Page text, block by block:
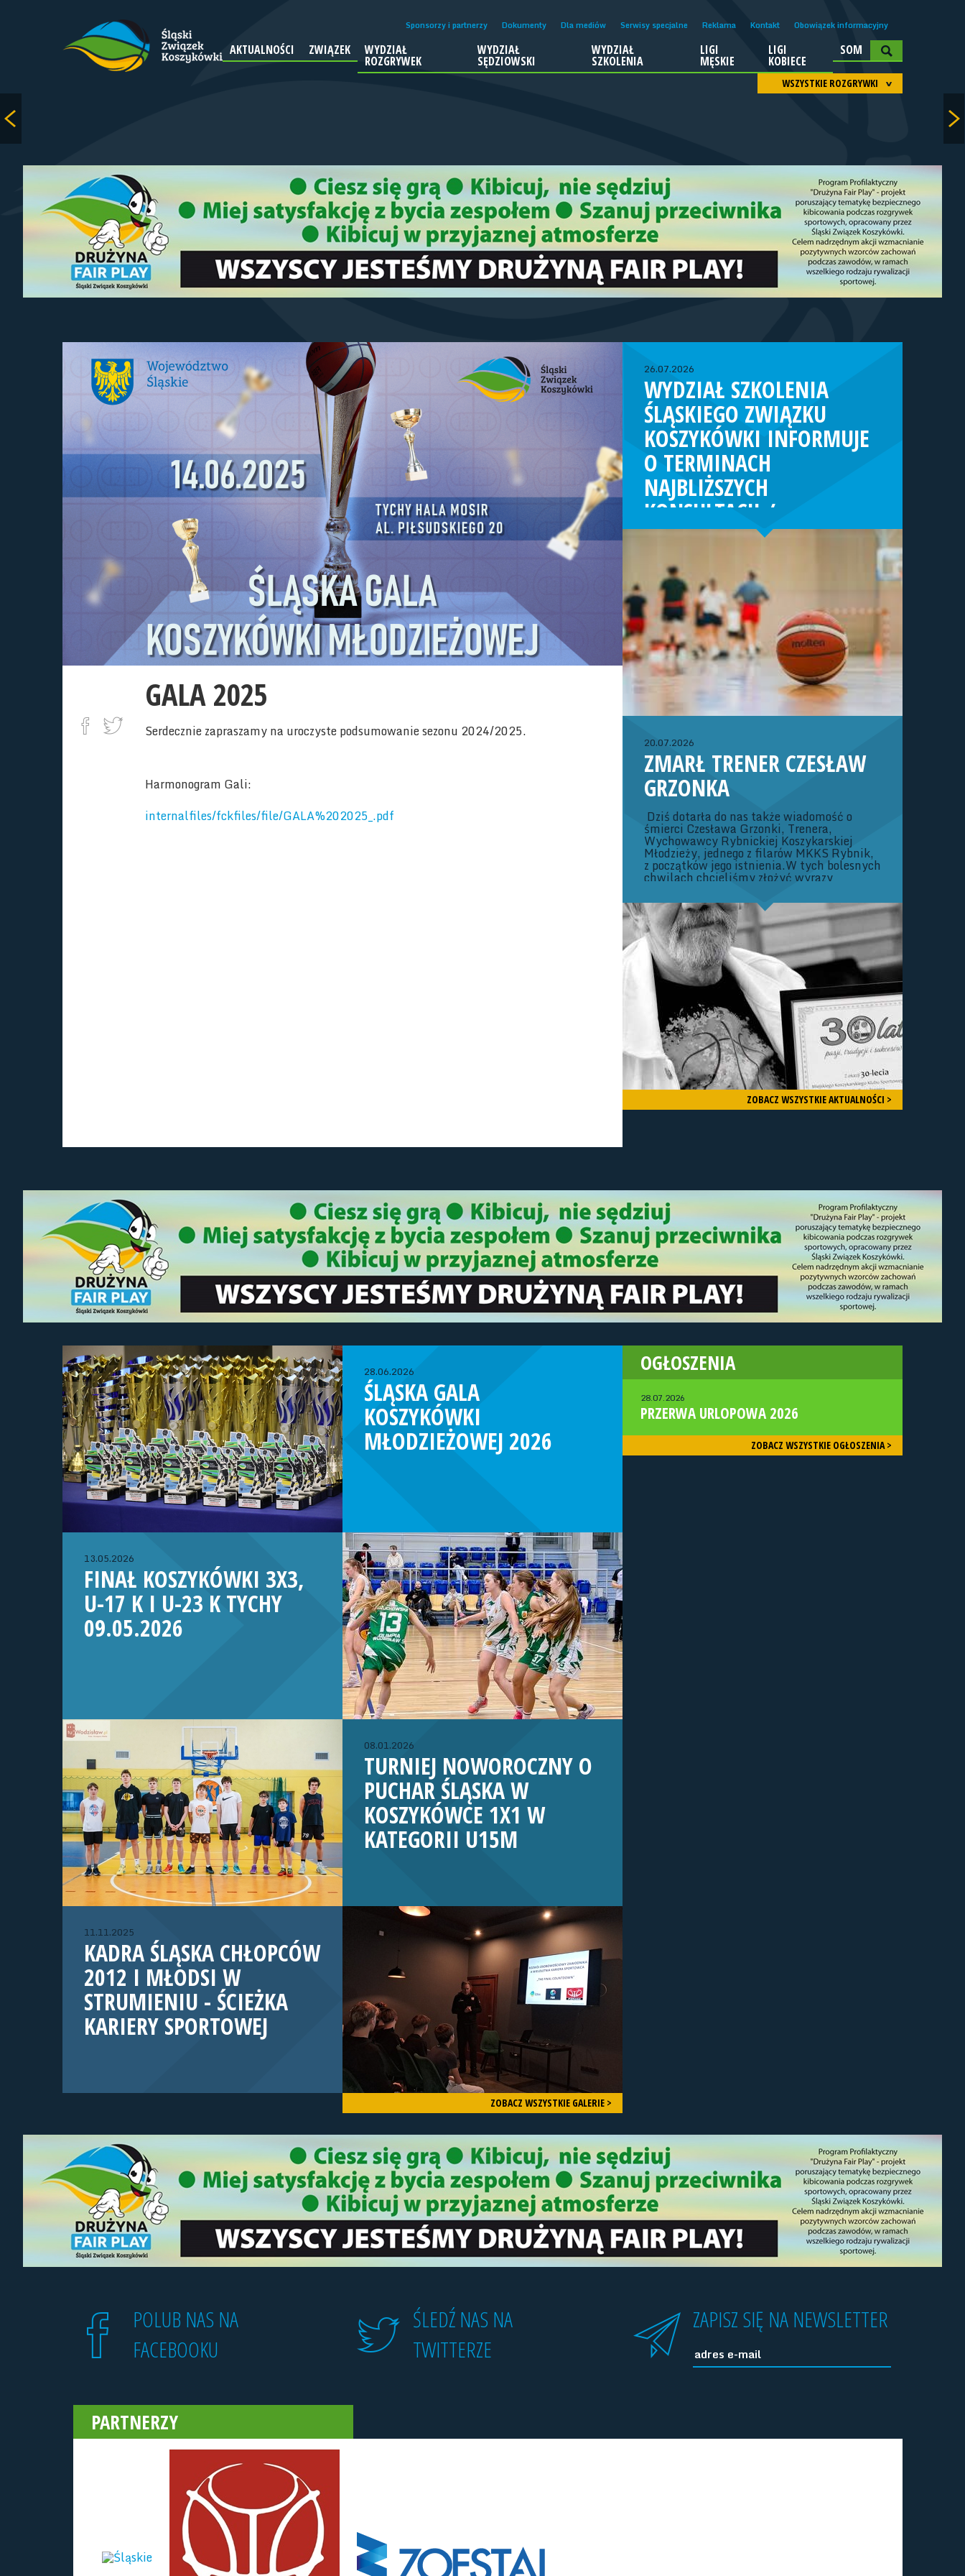
Sponsorzy i partnerzy Dokumenty Dla mediów Serwisy specjalne Reklama Kontakt Obowiązek informacyjny
AKTUALNOŚCI ZWIĄZEK WYDZIAŁ
ROZGRYWEK
WYDZIAŁ
SĘDZIOWSKI
WYDZIAŁ
SZKOLENIA
LIGI
MĘSKIE
LIGI
KOBIECE
SOM
WSZYSTKIE ROZGRYWKI
GALA 2025
Serdecznie zapraszamy na uroczyste podsumowanie sezonu 2024/2025.
Harmonogram Gali:
internalfiles/fckfiles/file/GALA%202025_.pdf
26.07.2026
WYDZIAŁ SZKOLENIA
ŚLĄSKIEGO ZWIĄZKU
KOSZYKÓWKI INFORMUJE
O TERMINACH
NAJBLIŻSZYCH
KONSULTACJI /
TURNIEJÓW KADRY
WOJEWÓDZKIEJ (ROCZNIK
2013/2014)
Dziewczęta:02-04.10.26 r. - Konsultacja
szkoleniowa (Strumień)23-25.10.26 r. -
Konsultacja szkoleniowa (Strumień)06-
08.11.26 r. – Konsultacja szkoleniowa
(Strumień)20-22.11.26 r. – Turniej OOM o
rozstawienie Dywizji ATrenerzy: Adam
Kubaszczyk, Iwona Szymik
20.07.2026
ZMARŁ TRENER CZESŁAW
GRZONKA
Dziś dotarła do nas także wiadomość o
śmierci Czesława Grzonki, Trenera,
Wychowawcy Rybnickiej Koszykarskiej
Młodzieży, jednego z filarów MKKS Rybnik,
z początków jego istnienia.W tych bolesnych
chwilach chcieliśmy złożyć wyrazy
Bliskim Zmarłego. Zarząd oraz Członkowie
Śląskiego Związku Koszykówki Nie da się
ukryć, że mamy dziś bardzo smutny dzień
dla Śląskiego Basketu.
ZOBACZ WSZYSTKIE AKTUALNOŚCI >
28.06.2026
ŚLĄSKA GALA
KOSZYKÓWKI
MŁODZIEŻOWEJ 2026
13.05.2026
FINAŁ KOSZYKÓWKI 3X3,
U-17 K I U-23 K TYCHY
09.05.2026
08.01.2026
TURNIEJ NOWOROCZNY O
PUCHAR ŚLĄSKA W
KOSZYKÓWCE 1X1 W
KATEGORII U15M
11.11.2025
KADRA ŚLĄSKA CHŁOPCÓW
2012 I MŁODSI W
STRUMIENIU - ŚCIEŻKA
KARIERY SPORTOWEJ
ZOBACZ WSZYSTKIE GALERIE >
OGŁOSZENIA
28.07.2026
PRZERWA URLOPOWA 2026
ZOBACZ WSZYSTKIE OGŁOSZENIA >
POLUB NAS NA
FACEBOOKU
ŚLEDŹ NAS NA
TWITTERZE
ZAPISZ SIĘ NA NEWSLETTER
PARTNERZY